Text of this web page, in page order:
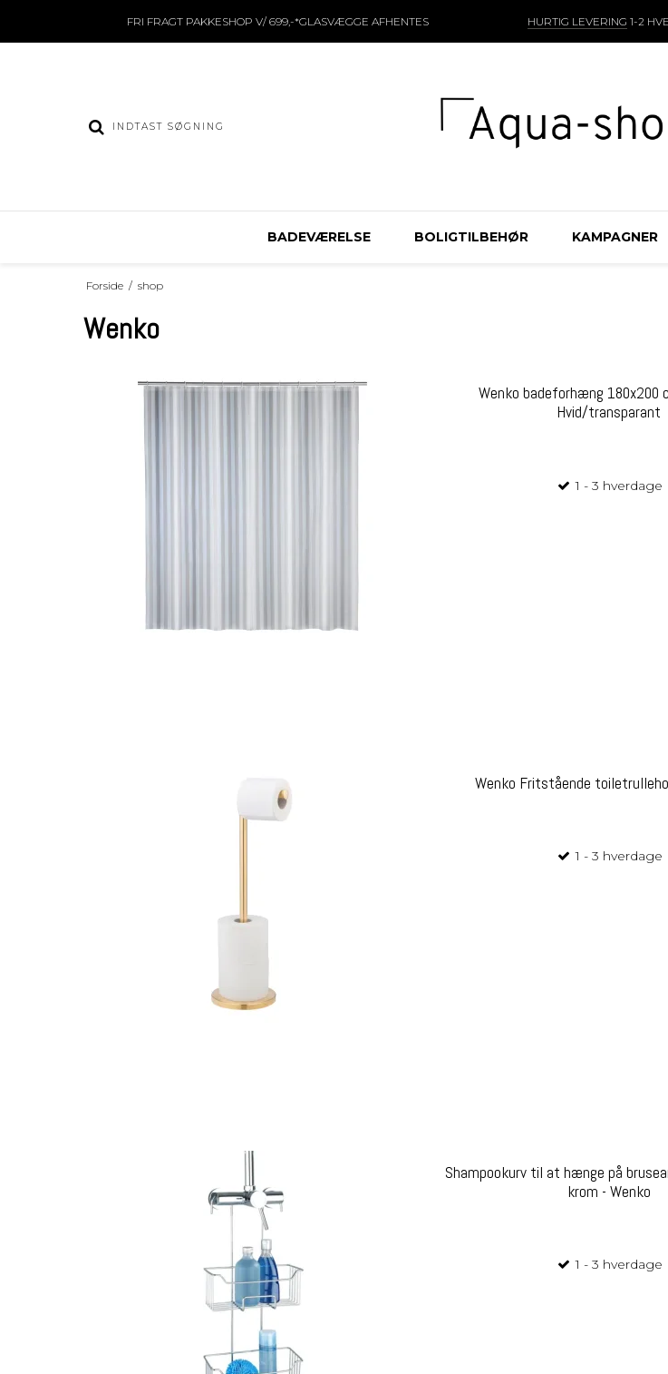
FRI FRAGT PAKKESHOP V/ 699,-*GLASVÆGGE AFHENTES HURTIG LEVERING 1-2
BADEVÆRELSE BOLIGTILBEHØR KAMPAGNER
Forside / shop
Wenko
Wenko badeforhæng 180x200
Hvid/transparant
1 - 3 hverdage
Wenko Fritstående
1 - 3 hverdage
Shampookurv til at hænge på
krom - Wenko
1 - 3 hverdage